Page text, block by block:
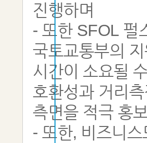
진행하며
- 또한 SFOL 펄
국토교통부의
시간이 소요될
호환성과 거리
측면을 적극 홍
- 또한, 비즈니